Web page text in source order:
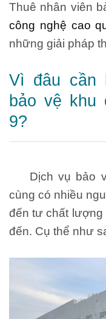
Thuê nhân viên
công nghệ cao
những giải pháp
Vì đâu cần
bảo vệ khu
9?
Dịch vụ bảo
cùng có nhiều
đến tư chất lượng
đến. Cụ thể như